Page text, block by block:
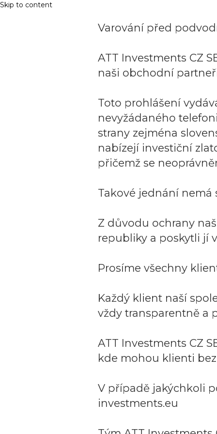
Skip to content
Varování před
ATT Investments CZ
naši obchodní
Toto prohlášení
nevyžádaného
strany zejména
nabízejí investiční
přičemž se
Takové jednání nemá
Z důvodu ochrany
republiky a poskytli jí
Prosíme všechny
Každý klient naší
vždy transparentně a
ATT Investments CZ
kde mohou klienti
V případě jakýchkoli
investments.eu